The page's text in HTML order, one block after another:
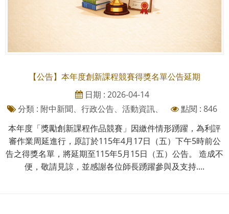
【公告】本年度創新課程競賽得獎名單公告延期
日期 : 2026-04-14
分類 : 附中新聞、行政公告、活動資訊、
點閱 : 846
本年度「獎勵創新課程作品競賽」因繳件情形踴躍，為利評
審作業周延進行，原訂於115年4月17日（五）下午5時前公
告之得獎名單，將延期至115年5月15日（五）公告。 造成不
便，敬請見諒，並感謝各位師長踴躍參與及支持....